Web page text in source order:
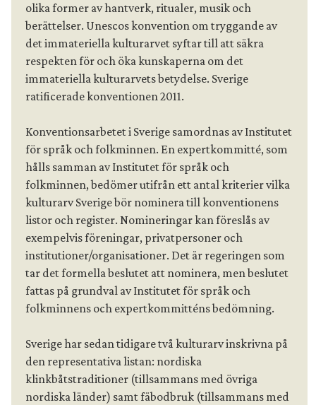
olika former av hantverk, ritualer, musik och
berättelser. Unescos konvention om tryggande av
det immateriella kulturarvet syftar till att säkra
respekten för och öka kunskaperna om det
immateriella kulturarvets betydelse. Sverige
ratificerade konventionen 2011.
Konventionsarbetet i Sverige samordnas av Institutet
för språk och folkminnen. En expertkommitté, som
hålls samman av Institutet för språk och
folkminnen, bedömer utifrån ett antal kriterier vilka
kulturarv Sverige bör nominera till konventionens
listor och register. Nomineringar kan föreslås av
exempelvis föreningar, privatpersoner och
institutioner/organisationer. Det är regeringen som
tar det formella beslutet att nominera, men beslutet
fattas på grundval av Institutet för språk och
folkminnens och expertkommitténs bedömning.
Sverige har sedan tidigare två kulturarv inskrivna på
den representativa listan: nordiska
klinkbåtstraditioner (tillsammans med övriga
nordiska länder) samt fäbodbruk (tillsammans med